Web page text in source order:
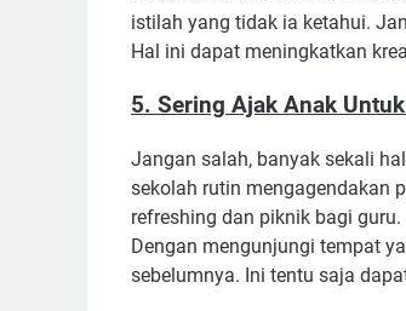
istilah yang tidak ia ketahui.
Hal ini dapat meningkatkan
5. Sering Ajak Anak
Jangan salah, banyak sekali
sekolah rutin mengagendakan
refreshing dan piknik bagi guru.
Dengan mengunjungi tempat
sebelumnya. Ini tentu saja